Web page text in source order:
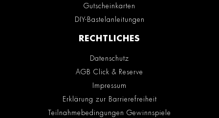
Gutscheinkarten
DIY-Bastelanleitungen
RECHTLICHES
Datenschutz
AGB Click & Reserve
Impressum
Erklärung zur Barrierefreiheit
Teilnahmebedingungen Gewinnspiele